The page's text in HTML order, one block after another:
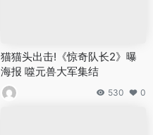
猫猫头出击!《惊奇队长2》曝
海报 噬元兽大军集结
530 0